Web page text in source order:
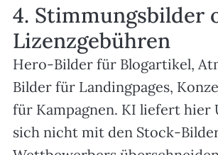
4. Stimmungsbilder
Lizenzgebühren
Hero-Bilder für Blogartikel,
Bilder für Landingpages,
für Kampagnen. KI liefert hier
sich nicht mit den Stock-